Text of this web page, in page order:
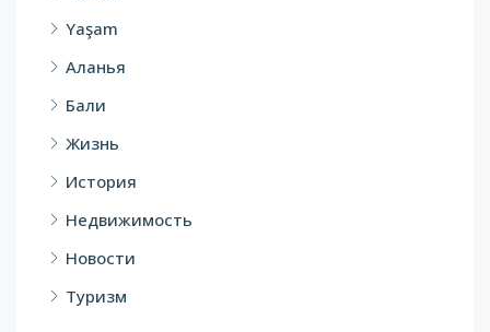
Yaşam
Аланья
Бали
Жизнь
История
Недвижимость
Новости
Туризм